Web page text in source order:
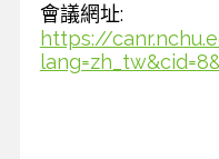
會議網址:
https://